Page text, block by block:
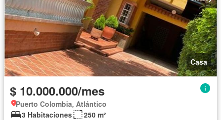
Casa
$ 10.000.000/mes
Puerto Colombia, Atlántico
3 Habitaciones
250 m²